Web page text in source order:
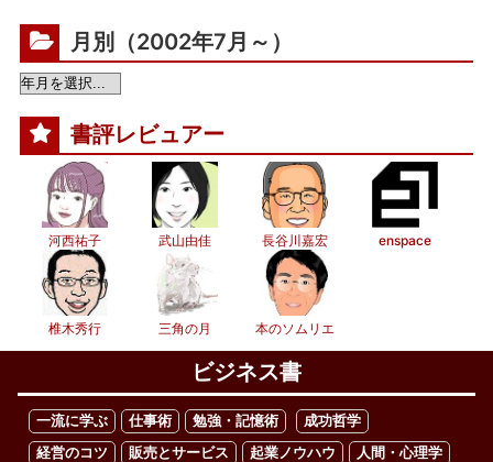
月別（2002年7月～）
書評レビュアー
河西祐子 武山由佳 長谷川嘉宏 enspace
椎木秀行 三角の月 本のソムリエ
ビジネス書
一流に学ぶ 仕事術 勉強・記憶術
成功哲学
経営のコツ
販売とサービス 起業ノウハウ 人間・心理学